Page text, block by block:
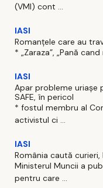
(VMI) cont ...
IASI
Romanțele care au
* „Zaraza”, „Pană
IASI
Apar probleme uriașe
SAFE, în pericol
* fostul membru al
activistul ci ...
IASI
România caută
Ministerul Muncii a
pentru care ...